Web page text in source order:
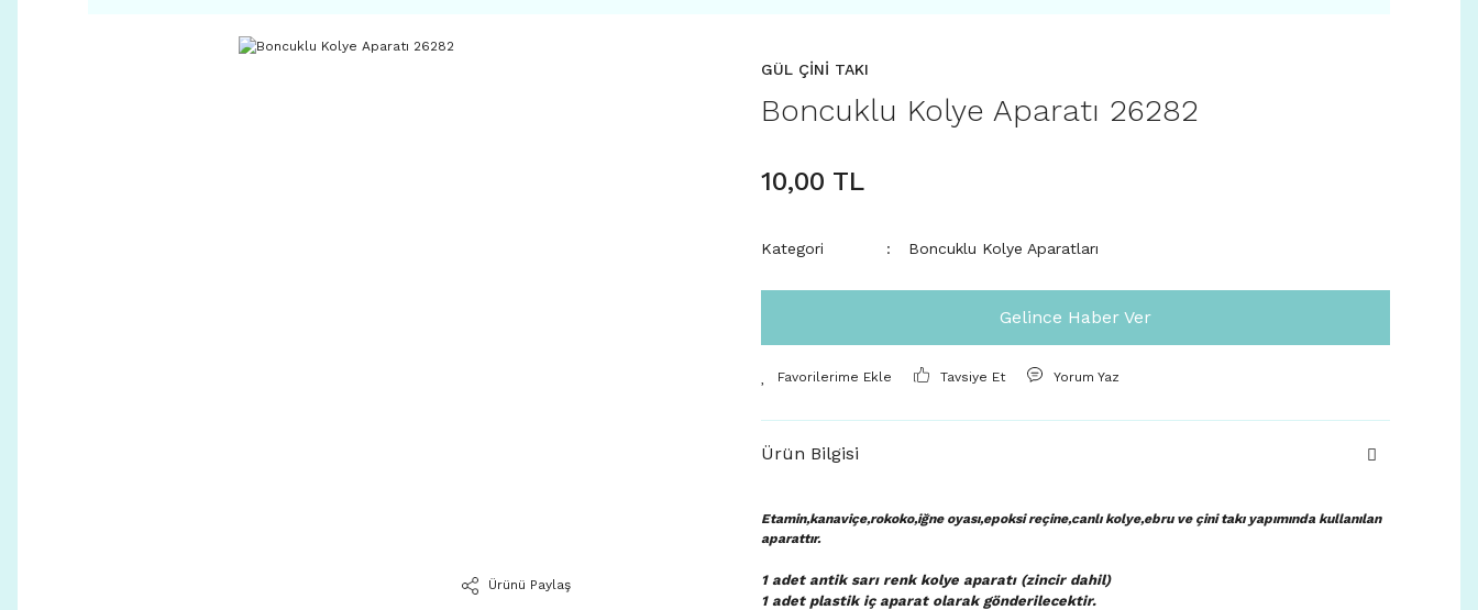
Ürünü Paylaş
GÜL ÇİNİ TAKI
Boncuklu Kolye Aparatı 26282
10,00 TL
Kategori Boncuklu Kolye Aparatları
Gelince Haber Ver
Tavsiye Et Yorum Yaz
Ürün Bilgisi
Etamin,kanaviçe,rokoko,iğne oyası,epoksi reçine,canlı kolye,ebru ve çini takı yapımında kullanılan
aparattır.
1 adet antik sarı renk kolye aparatı (zincir dahil)
1 adet plastik iç aparat olarak gönderilecektir.